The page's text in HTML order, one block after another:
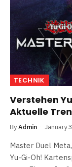
TECHNIK
Verstehen
Aktuelle
ByAdmin January
Master Duel
Yu-Gi-Oh!